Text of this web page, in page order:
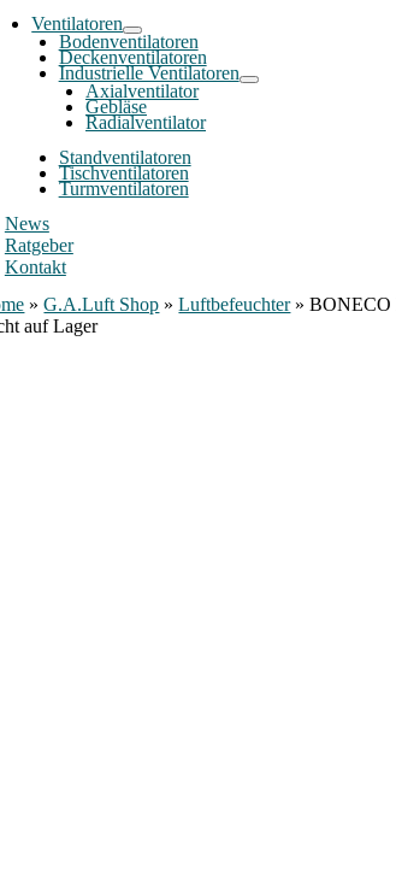
Ventilatoren
Bodenventilatoren
Deckenventilatoren
Industrielle Ventilatoren
Axialventilator
Gebläse
Radialventilator
Standventilatoren
Tischventilatoren
Turmventilatoren
News
Ratgeber
Kontakt
»G.A.Luft Shop »Luftbefeuchter»BONECO
auf Lager